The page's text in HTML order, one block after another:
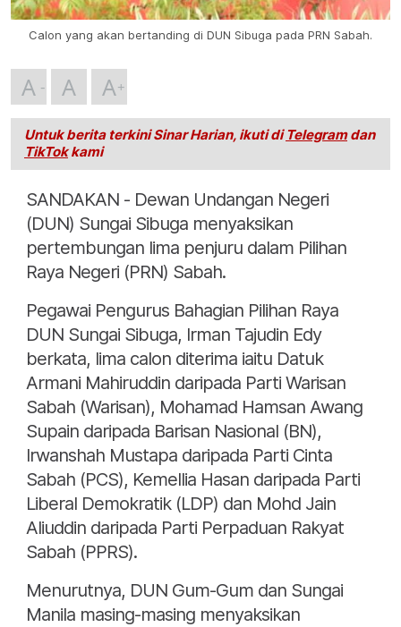
Calon yang akan bertanding di DUN Sibuga pada PRN Sabah.
A A A
Untuk berita terkini Sinar Harian, ikuti di Telegramdan
TikTokkami
SANDAKAN - Dewan Undangan Negeri
(DUN) Sungai Sibuga menyaksikan
pertembungan lima penjuru dalam Pilihan
Raya Negeri (PRN) Sabah.
Pegawai Pengurus Bahagian Pilihan Raya
DUN Sungai Sibuga, Irman Tajudin Edy
berkata, lima calon diterima iaitu Datuk
Armani Mahiruddin daripada Parti Warisan
Sabah (Warisan), Mohamad Hamsan Awang
Supain daripada Barisan Nasional (BN),
Irwanshah Mustapa daripada Parti Cinta
Sabah (PCS), Kemellia Hasan daripada Parti
Liberal Demokratik (LDP) dan Mohd Jain
Aliuddin daripada Parti Perpaduan Rakyat
Sabah (PPRS).
Menurutnya, DUN Gum-Gum dan Sungai
Manila masing-masing menyaksikan